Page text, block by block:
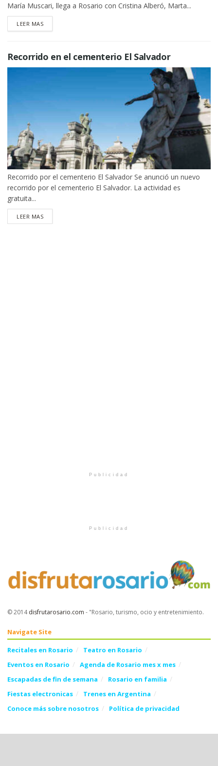
María Muscari, llega a Rosario con Cristina Alberó, Marta...
LEER MASDETAILS
Recorrido en el cementerio El Salvador
Recorrido por el cementerio El Salvador Se anunció un nuevo
recorrido por el cementerio El Salvador. La actividad es
gratuita...
LEER MASDETAILS
Publicidad
Publicidad
© 2014disfrutarosario.com - "Rosario, turismo, ocio y entretenimiento.
Navigate Site
Recitales en Rosario
Teatro en Rosario
Eventos en Rosario
Agenda de Rosario mes x mes
Escapadas de fin de semana
Rosario en familia
Fiestas electronicas
Trenes en Argentina
Conoce más sobre nosotros
Política de privacidad